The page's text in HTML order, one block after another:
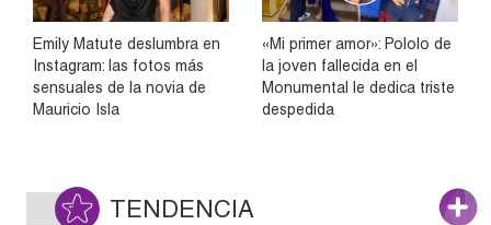
Emily Matute deslumbra en
Instagram: las fotos más
sensuales de la novia de
Mauricio Isla
«Mi primer amor»: Pololo de
la joven fallecida en el
Monumental le dedica triste
despedida
TENDENCIA